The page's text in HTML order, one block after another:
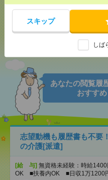
スキップ
しば
で送る
ツ
あなたの閲覧履
おすすめ
志望動機も履歴書も不要
の介護[派遣]
[給 与] 無資格未経験：時給
OK ■扶養内OK ■日収1万1200